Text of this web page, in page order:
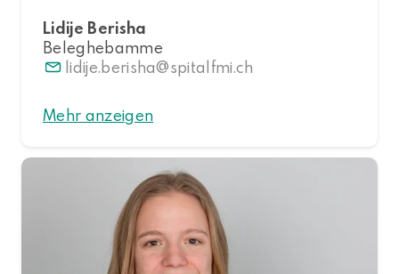
Lidije Berisha
Beleghebamme
lidije.berisha
spitalfmi.ch
Mehr anzeigen